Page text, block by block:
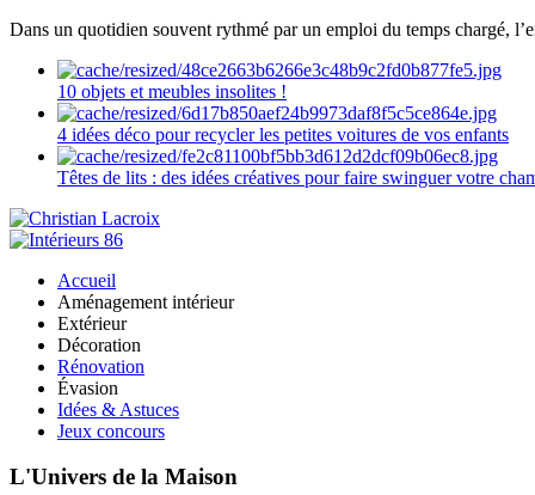
Dans un quotidien souvent rythmé par un emploi du temps chargé,
10 objets et meubles insolites !
4 idées déco pour recycler les petites voitures de vos enfants
Têtes de lits : des idées créatives pour faire swinguer votre
Accueil
Aménagement intérieur
Extérieur
Décoration
Rénovation
Évasion
Idées & Astuces
Jeux concours
L'Univers de la Maison